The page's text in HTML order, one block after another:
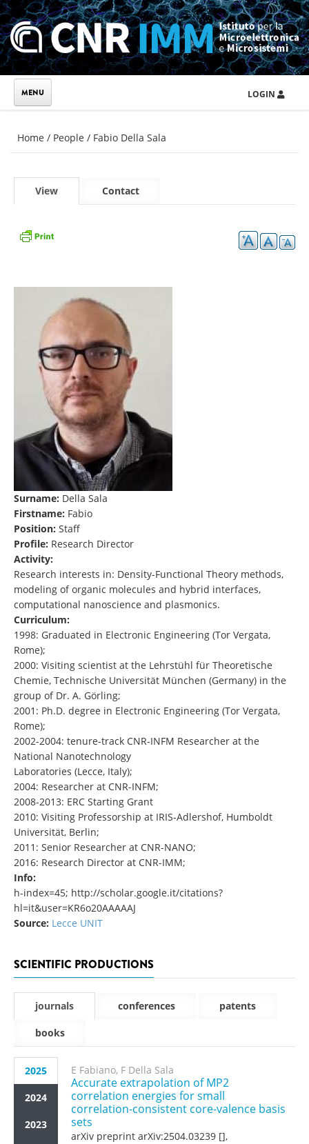
Skip to main content
LOGIN
You are here
Home / People / Fabio Della Sala
Primary tabs
View Contact
Surname: Della Sala
Firstname: Fabio
Position: Staff
Profile: Research Director
Activity:
Research interests in: Density-Functional Theory methods,
modeling of organic molecules and hybrid interfaces,
computational nanoscience and plasmonics.
Curriculum:
1998: Graduated in Electronic Engineering (Tor Vergata,
Rome);
2000: Visiting scientist at the Lehrstühl für Theoretische
Chemie, Technische Universität München (Germany) in the
group of Dr. A. Görling;
2001: Ph.D. degree in Electronic Engineering (Tor Vergata,
Rome);
2002-2004: tenure-track CNR-INFM Researcher at the
National Nanotechnology
Laboratories (Lecce, Italy);
2004: Researcher at CNR-INFM;
2008-2013: ERC Starting Grant
2010: Visiting Professorship at IRIS-Adlershof, Humboldt
Universität, Berlin;
2011: Senior Researcher at CNR-NANO;
2016: Research Director at CNR-IMM;
Info:
h-index=45; http://scholar.google.it/citations?
hl=it&user=KR6o20AAAAAJ
Source: Lecce UNIT
SCIENTIFIC PRODUCTIONS
journals conferences patents
books
2025
2024
2023
E Fabiano, F Della Sala
Accurate extrapolation of MP2
correlation energies for small
correlation-consistent core-valence basis
sets
arXiv preprint arXiv:2504.03239 [],